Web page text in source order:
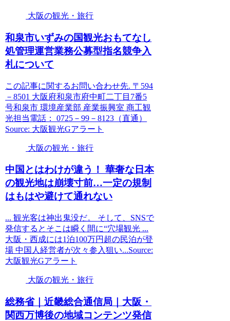
大阪の観光・旅行
和泉市いずみの国観光おもてなし
処管理運営業務公募型指名競争入
札について
この記事に関するお問い合わせ先. 〒594
－8501 大阪府和泉市府中町二丁目7番5
号和泉市 環境産業部 産業振興室 商工観
光担当電話： 0725－99－8123（直通）
Source: 大阪観光Gアラート
大阪の観光・旅行
中国とはわけが違う！ 華奢な日本
の観光地は崩壊寸前…一定の規制
はもはや避けて通れない
... 観光客は神出鬼没だ。 そして、SNSで
発信するとそこは瞬く間に“穴場観光 ...
大阪・西成には1泊100万円超の民泊が登
場 中国人経営者が次々参入狙い...Source:
大阪観光Gアラート
大阪の観光・旅行
総務省｜近畿総合通信局｜ 大阪 ・
関西万博後の地域コンテンツ発信